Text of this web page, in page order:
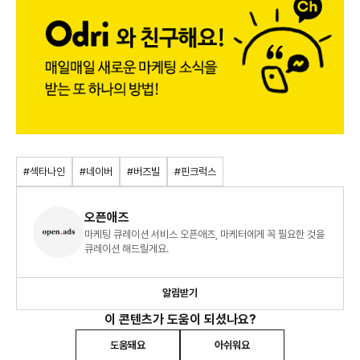
#섹타나인 #네이버 #버즈빌 #핀크럭스
오픈애즈
마케팅 큐레이션 서비스 오픈애즈, 마케터에게 꼭 필요한 것을
큐레이션 해드릴게요.
알림받기
이 콘텐츠가 도움이 되셨나요?
도움돼요 아쉬워요